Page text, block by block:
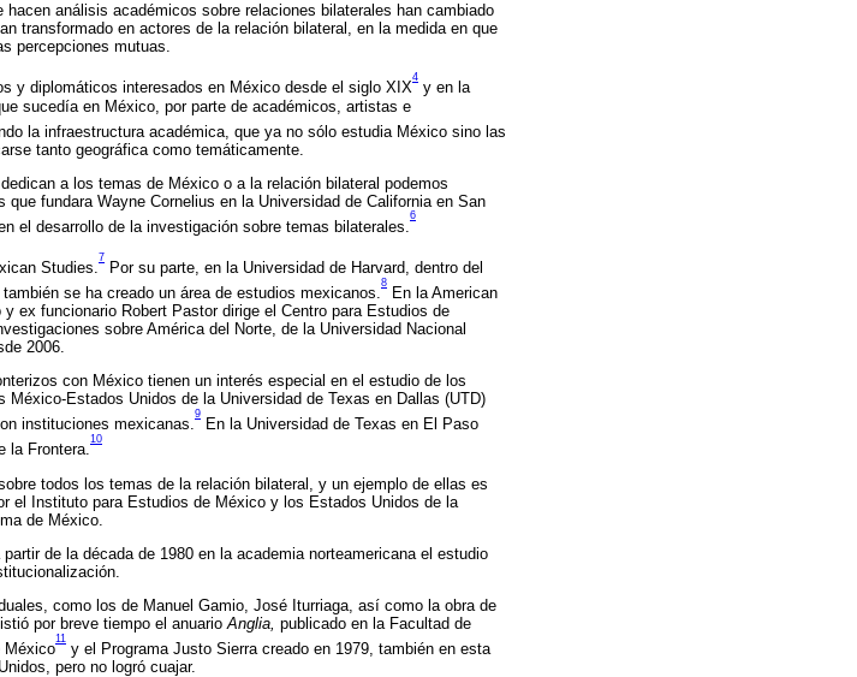
análisis académicos sobre relaciones bilaterales han cambiado
transformado en actores de la relación bilateral, en la medida en que
percepciones mutuas.
y diplomáticos interesados en México desde el siglo XIX
4
y en la
sucedía en México, por parte de académicos, artistas e
la infraestructura académica, que ya no sólo estudia México sino las
tanto geográfica como temáticamente.
a los temas de México o a la relación bilateral podemos
fundara Wayne Cornelius en la Universidad de California en San
el desarrollo de la investigación sobre temas bilaterales.
6
Studies.
7
Por su parte, en la Universidad de Harvard, dentro del
se ha creado un área de estudios mexicanos.
8
En la American
ex funcionario Robert Pastor dirige el Centro para Estudios de
sobre América del Norte, de la Universidad Nacional
2006.
con México tienen un interés especial en el estudio de los
Estados Unidos de la Universidad de Texas en Dallas (UTD)
instituciones mexicanas.
9
En la Universidad de Texas en El Paso
la Frontera.
10
todos los temas de la relación bilateral, y un ejemplo de ellas es
el Instituto para Estudios de México y los Estados Unidos de la
de México.
de la década de 1980 en la academia norteamericana el estudio
como los de Manuel Gamio, José Iturriaga, así como la obra de
por breve tiempo el anuario Anglia, publicado en la Facultad de
México
11
y el Programa Justo Sierra creado en 1979, también en esta
pero no logró cuajar.